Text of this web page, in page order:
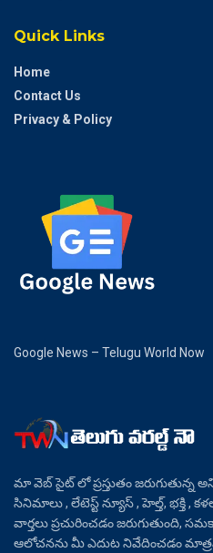
Quick Links
Home
Contact Us
Privacy & Policy
Google News – Telugu World Now
మా వెబ్ సైట్ లో ప్రస్తుతం
సినిమాలు , లేటెస్ట్ న్యూస్ , హెల్త్, భక్తి ,
వార్తలు ప్రచురించడం జరుగుతుంది,
ఆలోచనను మీ ఎదుట నివేదించడం